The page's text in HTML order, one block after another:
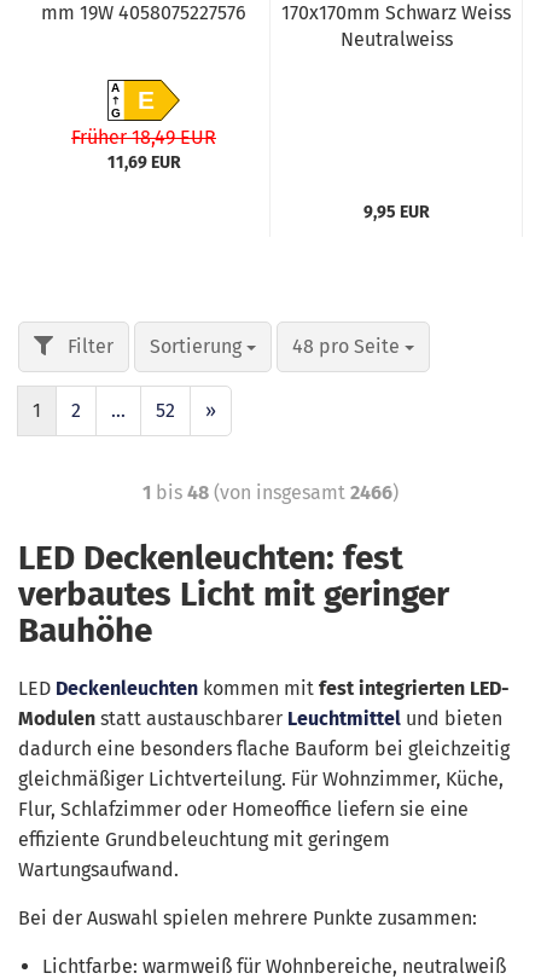
mm 19W 4058075227576
A
GE
Früher 18,49 EUR
11,69 EUR
170x170mm Schwarz Weiss
Neutralweiss
9,95 EUR
Sortierung 48 pro Seite
1 2 ... 52 »
1 bis 48 (von insgesamt 2466)
LED Deckenleuchten: fest
verbautes Licht mit geringer
Bauhöhe
LED Deckenleuchten kommen mit fest integrierten LED-
Modulen statt austauschbarer Leuchtmittel und bieten
dadurch eine besonders flache Bauform bei gleichzeitig
gleichmäßiger Lichtverteilung. Für Wohnzimmer, Küche,
Flur, Schlafzimmer oder Homeoffice liefern sie eine
effiziente Grundbeleuchtung mit geringem
Wartungsaufwand.
Bei der Auswahl spielen mehrere Punkte zusammen:
Lichtfarbe: warmweiß für Wohnbereiche, neutralweiß